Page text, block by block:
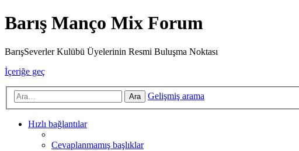
Barış Manço Mix Forum
BarışSeverler Kulübü Üyelerinin Resmi Buluşma Noktası
İçeriğe geç
Ara Gelişmiş arama
Hızlı bağlantılar
Cevaplanmamış başlıklar